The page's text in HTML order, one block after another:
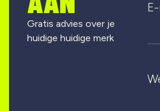
Gratis advies over je
huidige huidige merk